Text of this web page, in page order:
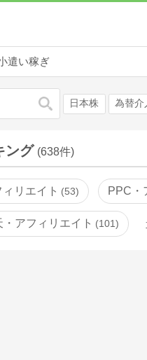
遣い稼ぎ
検索 日本株 為替介
ング (638件)
リエイト 53 PPC・
・アフィリエイト 101